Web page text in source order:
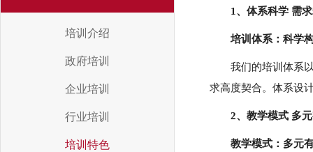
培训介绍
政府培训
企业培训
行业培训
培训特色
1、体系科学 需
培训体系：科学
我们的培训体系
求高度契合。体系设
2、教学模式 多
教学模式：多元